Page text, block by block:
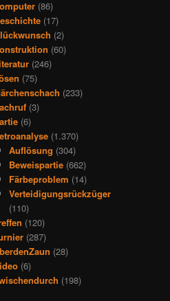
(86)
(17)
(2)
(60)
(246)
(75)
(233)
(3)
(6)
(1.370)
Auflösung (304)
Beweispartie(662)
Färbeproblem (14)
Verteidigungsrückzüger
(110)
(120)
(287)
(28)
(6)
(198)